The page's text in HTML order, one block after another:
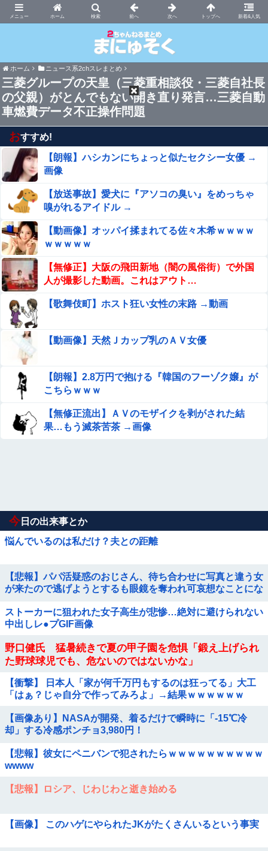
ホーム 新着&人気
まにゅそく 2chまとめニュース速報VIP
ホーム ニュース系2chスレまとめ
三菱グループの天皇（三菱重相談役・三菱自社長
の父親）がとんでもない開き直り発言…三菱自動
車燃費データ不正操作問題
おすすめ!
【朗報】ハシカンにちょっと似たセクシー女優 →
画像
【放送事故】愛犬に『アソコの臭い』をめっちゃ
嗅がれるアイドル →
【動画像】オッパイ揉まれてる佐々木希ｗｗｗｗ
ｗｗｗｗｗ
【無修正】大阪の飛田新地（闇の風俗街）で外国
人が撮影した動画。これはアウト…
【歌舞伎町】ホスト狂い女性の末路 →動画
【動画像】天然Ｊカップ乳のＡＶ女優
【朗報】2.8万円で抱ける『韓国のフーゾク嬢』が
こちらｗｗｗ
【無修正流出】ＡＶのモザイクを剥がされた結
果…もう滅茶苦茶 →画像
今 日の出来事とか
悩んでいるのは私だけ？夫との距離
【悲報】パパ活疑惑のおじさん、待ち合わせに写真と違う女
が来たので逃げようとするも眼鏡を奪われ可哀想なことにな
ストーカーに狙われた女子高生が悲惨…絶対に避けられない
中出しレ●プGIF画像
野口健氏 猛暑続きで夏の甲子園を危惧「鍛え上げられ
た野球球児でも、危ないのではないかな」
【衝撃】 日本人「家が何千万円もするのは狂ってる」大工
「はぁ？じゃ自分で作ってみろよ」→結果ｗｗｗｗｗｗ
【画像あり】NASAが開発、着るだけで瞬時に「-15℃冷
却」する冷感ポンチョ3,980円！
【悲報】彼女にペニバンで犯されたらｗｗｗｗｗｗｗｗｗｗ
wwww
【悲報】ロシア、じわじわと逝き始める
【画像】 このハゲにやられたJKがたくさんいるという事実